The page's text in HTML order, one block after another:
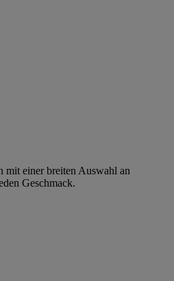
mit einer breiten Auswahl an
Geschmack.